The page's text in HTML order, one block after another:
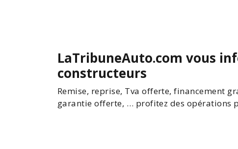
LaTribuneAuto.com vous
constructeurs
Remise, reprise, Tva offerte, financement
garantie offerte, … profitez des opérations